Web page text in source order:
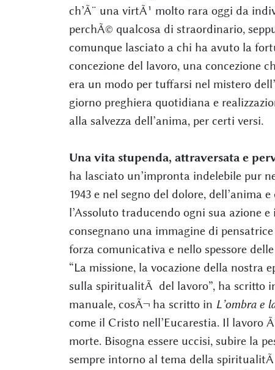
ch’Ã¨ una virtÃ¹ molto rara oggi da
perchÃ© qualcosa di straordinario,
comunque lasciato a chi ha avuto la
concezione del lavoro, una concezione
era un modo per tuffarsi nel mistero
giorno preghiera quotidiana e
alla salvezza dell’anima, per certi versi.
Una vita stupenda, attraversata e
ha lasciato un’impronta indelebile pur
1943 e nel segno del dolore, dell’anima
l’Assoluto traducendo ogni sua azione
consegnano una immagine di
forza comunicativa e nello spessore
“La missione, la vocazione della
sulla spiritualitÃ del lavoro”, ha scritto
manuale, cosÃ¬ ha scritto in L’ombra e
come il Cristo nell’Eucarestia. Il lavoro
morte. Bisogna essere uccisi, subire la
sempre intorno al tema della